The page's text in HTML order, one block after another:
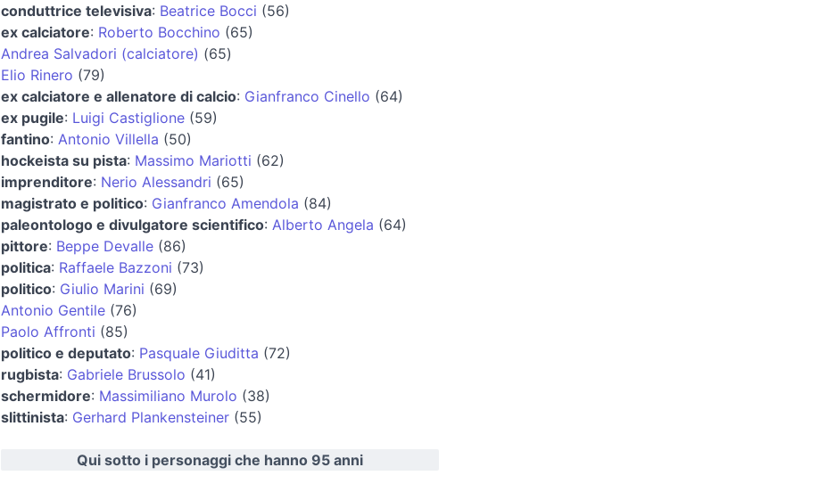
conduttrice televisiva: Beatrice Bocci (56)
ex calciatore: Roberto Bocchino (65)
Andrea Salvadori (calciatore) (65)
Elio Rinero (79)
ex calciatore e allenatore di calcio: Gianfranco Cinello (64)
ex pugile: Luigi Castiglione(59)
fantino: Antonio Villella (50)
hockeista su pista: Massimo Mariotti (62)
imprenditore: Nerio Alessandri (65)
magistrato e politico: Gianfranco Amendola (84)
paleontologo e divulgatore scientifico: Alberto Angela (64)
pittore: Beppe Devalle(86)
politica: Raffaele Bazzoni (73)
politico: Giulio Marini (69)
Antonio Gentile(76)
Paolo Affronti (85)
politico e deputato: Pasquale Giuditta (72)
rugbista: Gabriele Brussolo (41)
schermidore: Massimiliano Murolo (38)
slittinista: Gerhard Plankensteiner(55)
Qui sotto i personaggi che hanno 95 anni